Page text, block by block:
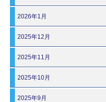
2026年1月
2025年12月
2025年11月
2025年10月
2025年9月